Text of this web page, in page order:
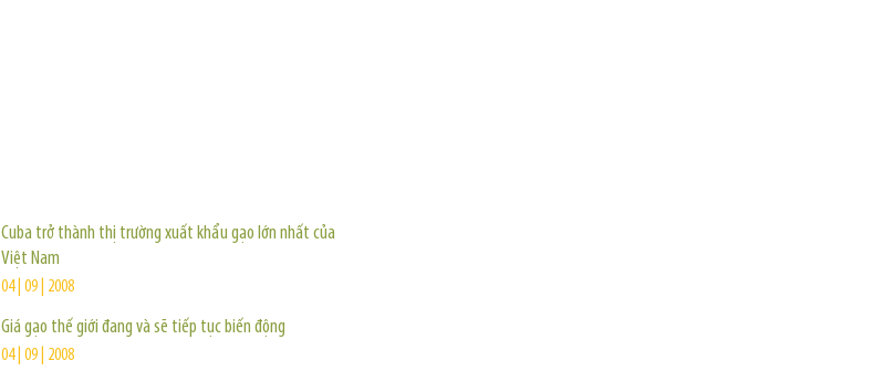
Cuba trở thành thị trường xuất khẩu gạo lớn nhất của
Việt Nam
04 | 09 | 2008
Giá gạo thế giới đang và sẽ tiếp tục biến động
04 | 09 | 2008